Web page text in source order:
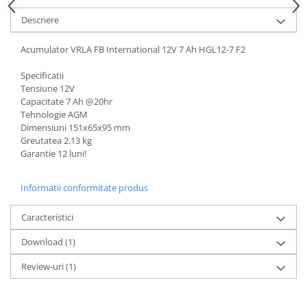
Baterii si acumulatori gel si VRLA
6-12 V
Baterii si acumulatori AGM VRLA
Acumulatori Moto, ATV
GEL
AGM
Li-Ion
SLA AGM (Sealed Lead Acid)
Tractiune
Marine & Caravan
APC
Pachete acumulatori VRLA
Sisteme de management (BMS)
Descriere
Acumulator VRLA FB International 12V 7 Ah HGL12-7 F2
Specificatii
Tensiune 12V
Capacitate 7 Ah @20hr
Tehnologie AGM
Dimensiuni 151x65x95 mm
Greutatea 2.13 kg
Garantie 12 luni!
Informatii conformitate produs
Caracteristici
Download (1)
Review-uri(1)